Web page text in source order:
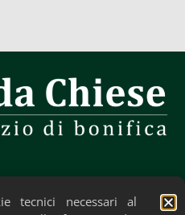
tecnici necessari al